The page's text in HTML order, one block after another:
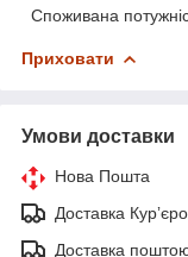
Споживана
Приховати
Умови доставки
Нова Пошта
Доставка
Доставка